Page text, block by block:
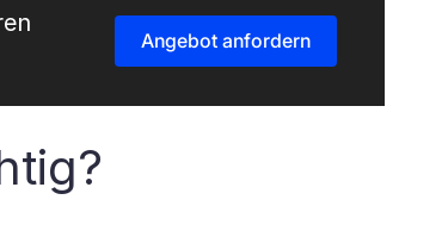
Angebot anfordern